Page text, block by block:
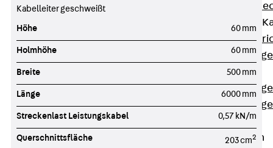
Estrichbündige
Zurück
CHALI
Einbaueinheiten
Kabelleiter geschweißt
Höhe 60 mm
Holmhöhe 60 mm
Breite 500 mm
Länge 6000 mm
Streckenlast Leistungskabel 0,57 kN/m
Querschnittsfläche 203 cm2